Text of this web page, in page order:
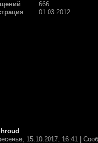
:
666
: 01.03.2012
15.10.2017, 16:41 |